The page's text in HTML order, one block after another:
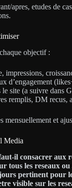
apres, etudes de
objectif :
impressions,
d’engagement
le site (a suivre dans
remplis, DM recus,
mensuellement et
Media
il consacrer aux
tous les reseaux
pertinent pour
visible sur les